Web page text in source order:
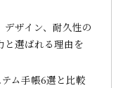
ザイン、耐久性の
と選ばれる理由を
ム手帳6選と比較